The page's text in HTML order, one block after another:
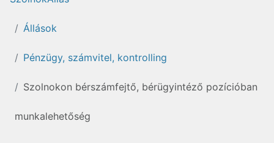
Állások
Pénzügy, számvitel, kontrolling
Szolnokon bérszámfejtő, bérügyintéző pozícióban
munkalehetőség